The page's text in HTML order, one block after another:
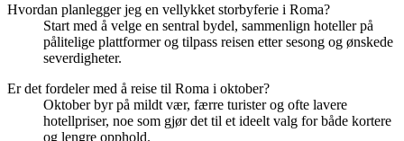
Hvordan planlegger jeg en vellykket storbyferie i Roma?
Start med å velge en sentral bydel, sammenlign hoteller på
pålitelige plattformer og tilpass reisen etter sesong og ønskede
severdigheter.
Er det fordeler med å reise til Roma i oktober?
Oktober byr på mildt vær, færre turister og ofte lavere
hotellpriser, noe som gjør det til et ideelt valg for både kortere
og lengre opphold.